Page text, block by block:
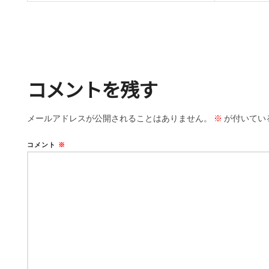
コメントを残す
メールアドレスが公開されることはありません。 ※ が付いてい
コメント ※